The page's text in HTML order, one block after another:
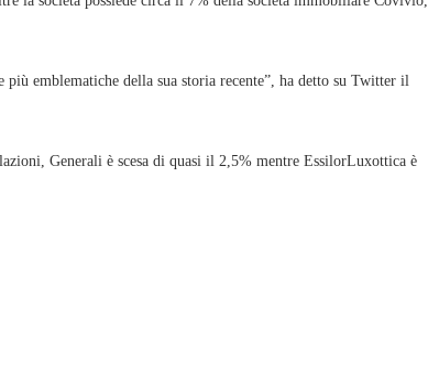
emblematiche della sua storia recente”, ha detto su Twitter il
Generali è scesa di quasi il 2,5% mentre EssilorLuxottica è